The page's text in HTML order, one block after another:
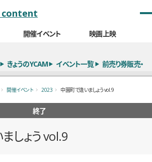
content
開催イベント 映画上映
きょうのYCAM イベント一覧 前売り券販売・
開催イベント 2023 中園町で逢いましょう vol.9
終了
しょう vol.9